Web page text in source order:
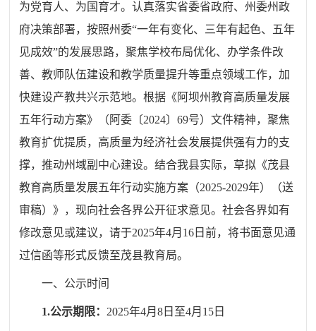
为党育人、为国育才。认真落实省委省政府、州委州政
府决策部署，按照州委“一年有变化、三年有起色、五年
见成效”的发展思路，聚焦学校布局优化、办学条件改
善、教师队伍建设和教学质量提升等重点领域工作，加
快建设产教共兴示范地。根据《阿坝州教育高质量发展
五年行动方案》（阿委〔2024〕69号）文件精神，聚焦
教育扩优提质，高质量为经济社会发展提供强有力的支
撑，推动州域副中心建设。结合我县实际，草拟《茂县
教育高质量发展五年行动实施方案（2025-2029年）（送
审稿）》，现向社会各界公开征求意见。社会各界如有
修改意见或建议，请于2025年4月 16 日前，将书面意见通
过信函等形式反馈至茂县教育局。
一、公示时间
1.公示期限： 2025年4月8 日至4月 15 日